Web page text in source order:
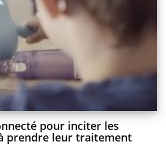
pour inciter les
prendre leur traitement